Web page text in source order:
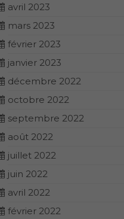
Se former à la Reconnexion
Personnelle les 21 et 22
avril 2023
mars 2023
février 2023
janvier 2023
décembre 2022
octobre 2022
septembre 2022
août 2022
juillet 2022
juin 2022
avril 2022
février 2022